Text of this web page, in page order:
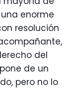
enorme
resolución
del
de un
pero no lo